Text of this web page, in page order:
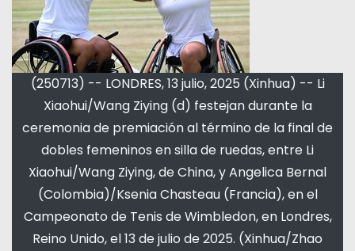
(250713) -- LONDRES, 13 julio, 2025 (Xinhua) -- Li
Xiaohui/Wang Ziying (d) festejan durante la
ceremonia de premiación al término de la final de
dobles femeninos en silla de ruedas, entre Li
Xiaohui/Wang Ziying, de China, y Angelica Bernal
(Colombia)/Ksenia Chasteau (Francia), en el
Campeonato de Tenis de Wimbledon, en Londres,
Reino Unido, el 13 de julio de 2025. (Xinhua/Zhao